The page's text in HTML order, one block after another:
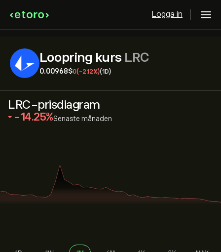
Logga in
Loopring kurs LRC
0.00968‎$‎0(-2.12%)(1D)
LRC-prisdiagram
‎-14.25‎ Senaste månaden